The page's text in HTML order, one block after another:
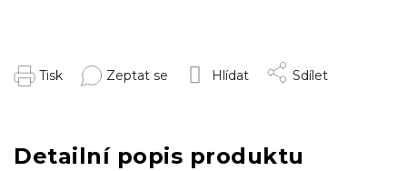
Tisk Zeptat se Hlídat Sdílet
Detailní popis produktu